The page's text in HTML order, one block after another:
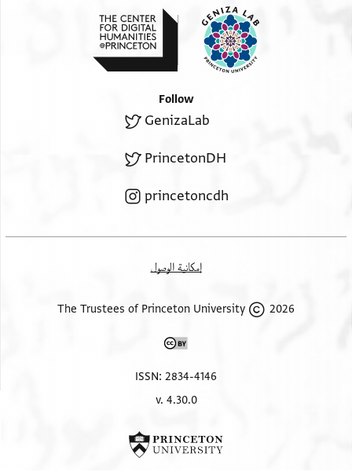
Follow
GenizaLab
PrincetonDH
princetoncdh
إمكانية الوصول
2026 The Trustees of Princeton University
ISSN: 2834-4146
v. 4.30.0